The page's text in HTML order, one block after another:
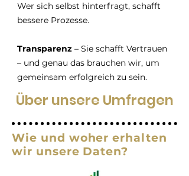
Wer sich selbst hinterfragt, schafft
bessere Prozesse.
Transparenz – Sie schafft Vertrauen
– und genau das brauchen wir, um
gemeinsam erfolgreich zu sein.
Über unsere Umfragen
Wie und woher erhalten
wir unsere Daten?